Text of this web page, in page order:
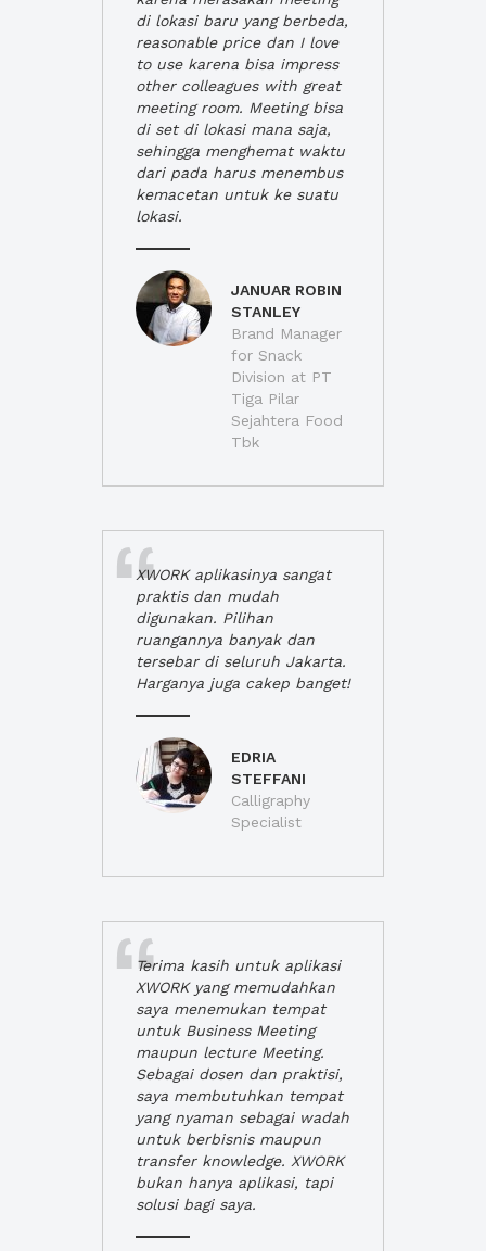
di lokasi baru yang berbeda,
reasonable price dan I love
to use karena bisa impress
other colleagues with great
meeting room. Meeting bisa
di set di lokasi mana saja,
sehingga menghemat waktu
dari pada harus menembus
kemacetan untuk ke suatu
lokasi.
JANUAR ROBIN
STANLEY
Brand Manager
for Snack
Division at PT
Tiga Pilar
Sejahtera Food
Tbk
XWORK aplikasinya sangat
praktis dan mudah
digunakan. Pilihan
ruangannya banyak dan
tersebar di seluruh Jakarta.
Harganya juga cakep banget!
EDRIA
STEFFANI
Calligraphy
Specialist
Terima kasih untuk aplikasi
XWORK yang memudahkan
saya menemukan tempat
untuk Business Meeting
maupun lecture Meeting.
Sebagai dosen dan praktisi,
saya membutuhkan tempat
yang nyaman sebagai wadah
untuk berbisnis maupun
transfer knowledge. XWORK
bukan hanya aplikasi, tapi
solusi bagi saya.